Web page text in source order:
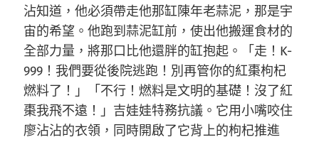
沾知道，他必須帶走他那缸陳年老蒜泥，那是宇
宙的希望。他跑到蒜泥缸前，使出他搬運食材的
全部力量，將那口比他還胖的缸抱起。「走！K-
999！我們要從後院逃跑！別再管你的紅棗枸杞
燃料了！」「不行！燃料是文明的基礎！沒了紅
棗我飛不遠！」吉娃娃特務抗議。它用小嘴咬住
廖沾沾的衣領，同時開啟了它背上的枸杞推進